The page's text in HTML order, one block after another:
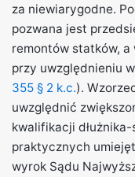
za niewiarygodne.
pozwana jest
remontów statków,
przy uwzględnieniu
355 § 2 k.c.).
uwzględnić
kwalifikacji
praktycznych
wyrok Sądu